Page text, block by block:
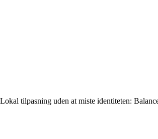
Lokal tilpasning uden at miste identiteten: